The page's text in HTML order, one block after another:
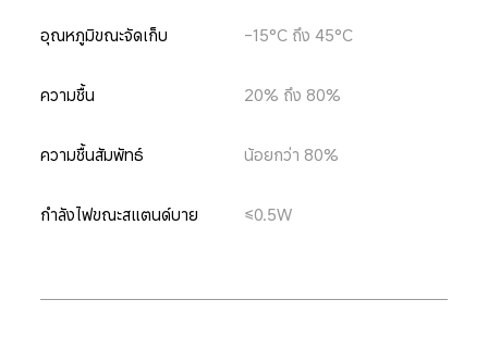
อุณหภูมิขณะจัดเก็บ -15°C ถึง 45°C
ความชื้น 20% ถึง 80%
ความชื้นสัมพัทธ์ น้อยกว่า 80%
กำลังไฟขณะสแตนด์บาย ≤0.5W